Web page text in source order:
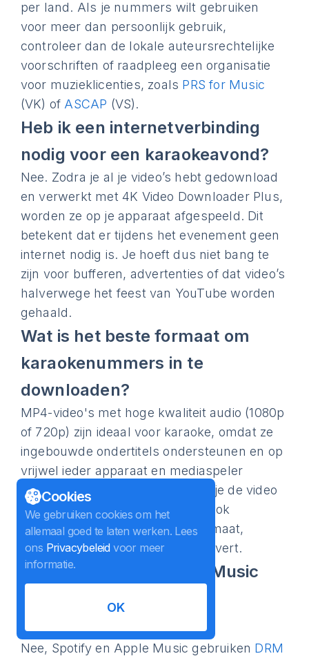
per land. Als je nummers wilt gebruiken
voor meer dan persoonlijk gebruik,
controleer dan de lokale auteursrechtelijke
voorschriften of raadpleeg een organisatie
voor muzieklicenties, zoals PRS for Music
(VK) of ASCAP (VS).
Heb ik een internetverbinding
nodig voor een karaokeavond?
Nee. Zodra je al je video’s hebt gedownload
en verwerkt met 4K Video Downloader Plus,
worden ze op je apparaat afgespeeld. Dit
betekent dat er tijdens het evenement geen
internet nodig is. Je hoeft dus niet bang te
zijn voor bufferen, advertenties of dat video’s
halverwege het feest van YouTube worden
gehaald.
Wat is het beste formaat om
karaokenummers in te
downloaden?
MP4-video's met hoge kwaliteit audio (1080p
of 720p) zijn ideaal voor karaoke, omdat ze
ingebouwde ondertitels ondersteunen en op
vrijwel ieder apparaat en mediaspeler
kunnen worden afgespeeld. Als je de video
niet nodig hebt, kun je de audio ook
downloaden in MP3- of M4A-formaat,
hetgeen kleinere bestanden oplevert.
Kan ik Spotify of Apple Music
gebruiken in plaats van
YouTube?
Nee, Spotify en Apple Music gebruiken DRM
Cookies
We gebruiken cookies om het
allemaal goed te laten werken. Lees
ons Privacybeleidvoor meer
informatie.
OK